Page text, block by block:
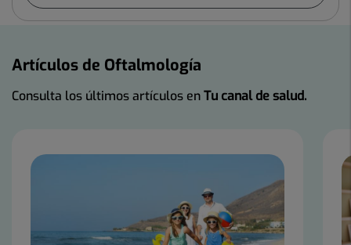
Artículos de Oftalmología
Consulta los últimos artículos enTu canal de salud.
diapositivas: